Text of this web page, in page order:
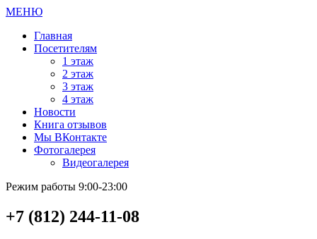
МЕНЮ
Главная
Посетителям
1 этаж
2 этаж
3 этаж
4 этаж
Новости
Книга отзывов
Мы ВКонтакте
Фотогалерея
Видеогалерея
Режим работы 9:00-23:00
+7 (812) 244-11-08